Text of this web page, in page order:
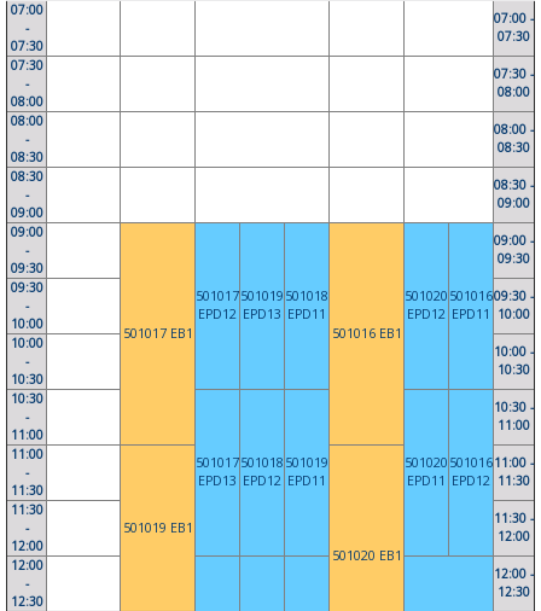
07:00
-
07:30
07:00 -
07:30
07:30
-
08:00
07:30 -
08:00
08:00
-
08:30
08:00 -
08:30
08:30
-
09:00
08:30 -
09:00
09:00
-
09:30
501017 EB1
501017
EPD12
501019
EPD13
501018
EPD11
501016 EB1
501020
EPD12
501016
EPD11
09:00 -
09:30
09:30
-
10:00
09:30 -
10:00
10:00
-
10:30
10:00 -
10:30
10:30
-
11:00
501017
EPD13
501018
EPD12
501019
EPD11
501020
EPD11
501016
EPD12
10:30 -
11:00
11:00
-
11:30
501019 EB1
501020 EB1
11:00 -
11:30
11:30
-
12:00
11:30 -
12:00
12:00
-
12:30
12:00 -
12:30